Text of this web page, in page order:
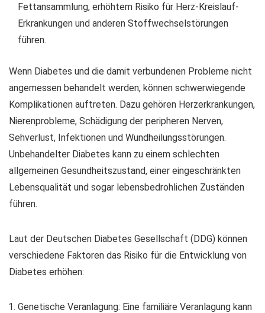
Fettansammlung, erhöhtem Risiko für Herz-Kreislauf-
Erkrankungen und anderen Stoffwechselstörungen
führen.
Wenn Diabetes und die damit verbundenen Probleme nicht
angemessen behandelt werden, können schwerwiegende
Komplikationen auftreten. Dazu gehören Herzerkrankungen,
Nierenprobleme, Schädigung der peripheren Nerven,
Sehverlust, Infektionen und Wundheilungsstörungen.
Unbehandelter Diabetes kann zu einem schlechten
allgemeinen Gesundheitszustand, einer eingeschränkten
Lebensqualität und sogar lebensbedrohlichen Zuständen
führen.
Laut der Deutschen Diabetes Gesellschaft (DDG) können
verschiedene Faktoren das Risiko für die Entwicklung von
Diabetes erhöhen:
Genetische Veranlagung: Eine familiäre Veranlagung kann